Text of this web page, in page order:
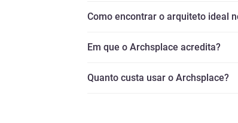
Como encontrar o arquiteto ideal
Em que o Archsplace acredita?
Quanto custa usar o Archsplace?